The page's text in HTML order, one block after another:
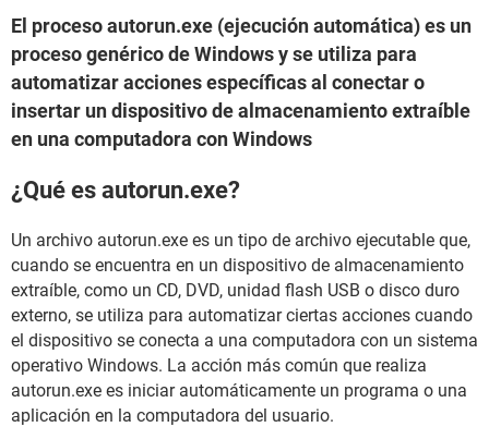
El proceso autorun.exe (ejecución automática) es un
proceso genérico de Windows y se utiliza para
automatizar acciones específicas al conectar o
insertar un dispositivo de almacenamiento extraíble
en una computadora con Windows
¿Qué es autorun.exe?
Un archivo autorun.exe es un tipo de archivo ejecutable que,
cuando se encuentra en un dispositivo de almacenamiento
extraíble, como un CD, DVD, unidad flash USB o disco duro
externo, se utiliza para automatizar ciertas acciones cuando
el dispositivo se conecta a una computadora con un sistema
operativo Windows. La acción más común que realiza
autorun.exe es iniciar automáticamente un programa o una
aplicación en la computadora del usuario.